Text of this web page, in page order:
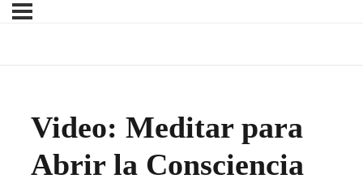
Video: Meditar para
Abrir la Consciencia